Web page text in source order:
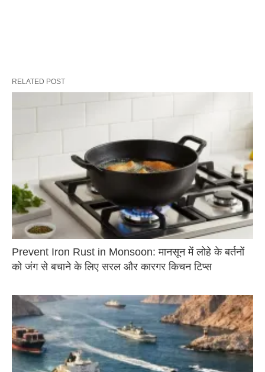
RELATED POST
Prevent Iron Rust in Monsoon: मानसून में लोहे के बर्तनों
को जंग से बचाने के लिए सरल और कारगर किचन टिप्स